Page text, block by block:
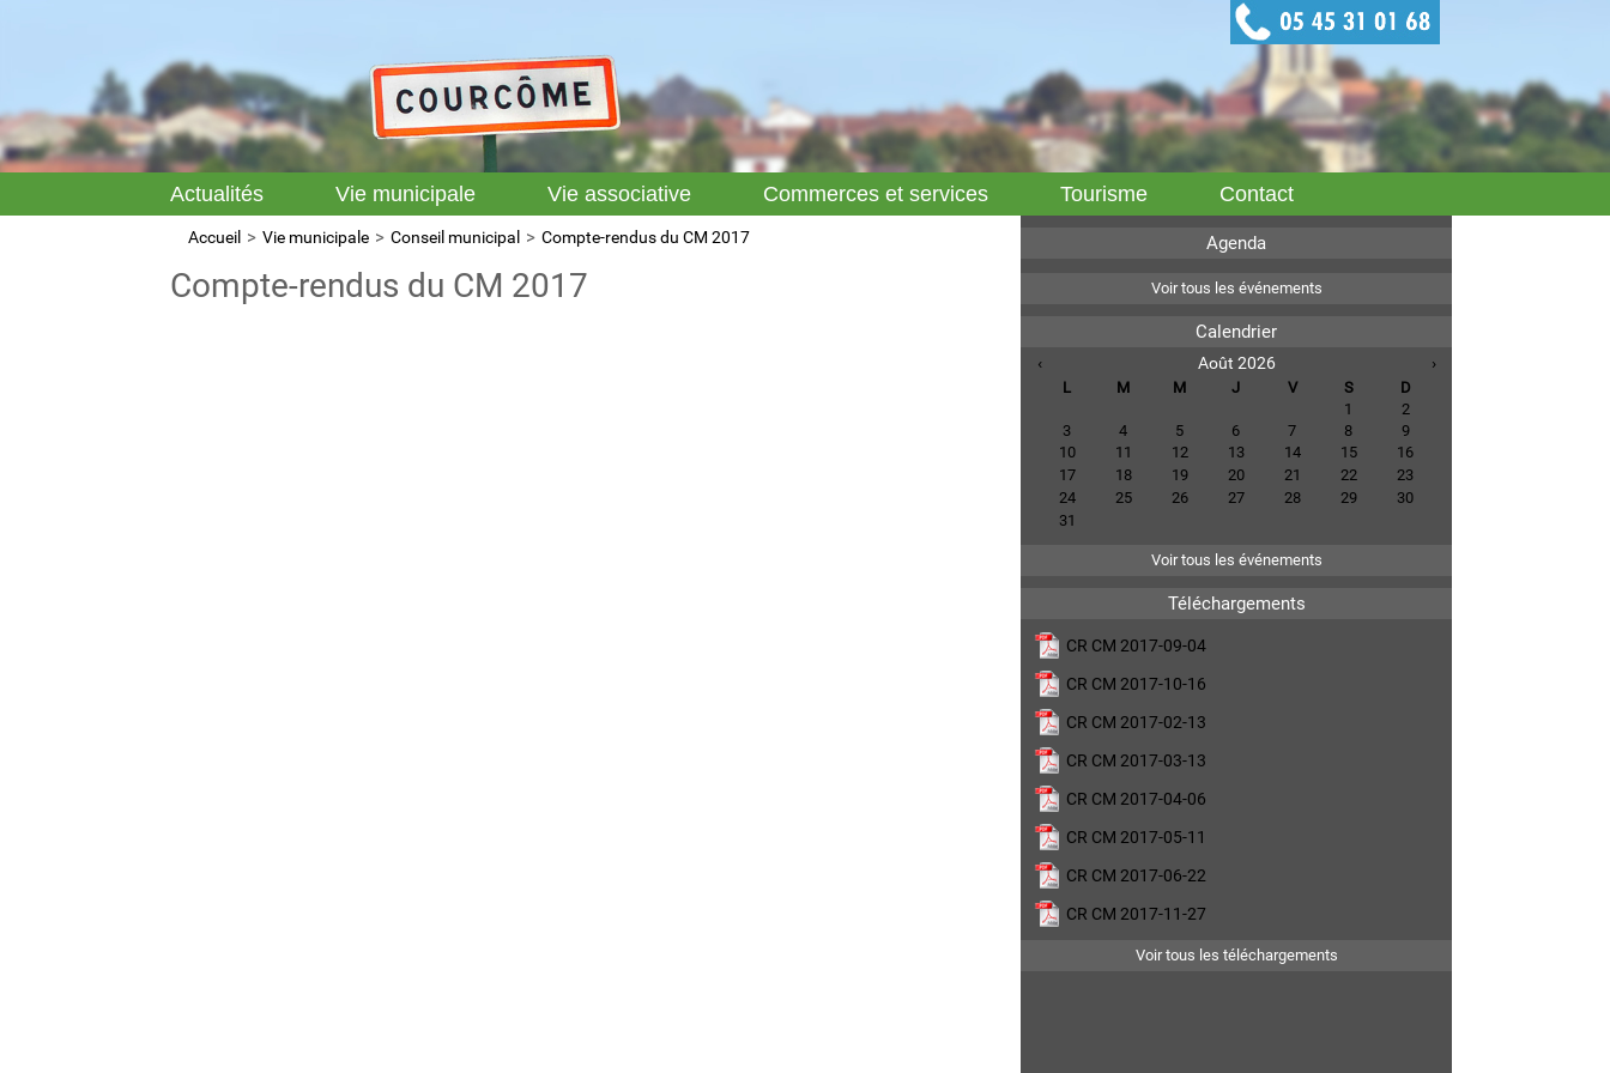
Actualités Vie municipale Vie associative Commerces et services Tourisme Contact
Accueil Vie municipale Conseil municipal Compte-rendus du CM 2017
Compte-rendus du CM 2017
Agenda
Voir tous les événements
Calendrier
‹ Août 2026 ›
L M M J V S
D
1
2
3
4 5 6 7 8
9
10
11 12 13 14 15
16
17
18 19 20 21 22
23
24
25 26 27 28 29
30
31
Voir tous les événements
Téléchargements
CR CM 2017-09-04
CR CM 2017-10-16
CR CM 2017-02-13
CR CM 2017-03-13
CR CM 2017-04-06
CR CM 2017-05-11
CR CM 2017-06-22
CR CM 2017-11-27
Voir tous les téléchargements